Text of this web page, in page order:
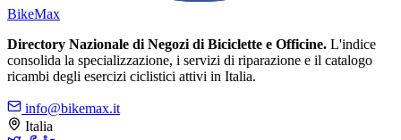
BikeMax
Directory Nazionale di Negozi di Biciclette e Officine. L'indice
consolida la specializzazione, i servizi di riparazione e il catalogo
ricambi degli esercizi ciclistici attivi in Italia.
info@bikemax.it
Italia